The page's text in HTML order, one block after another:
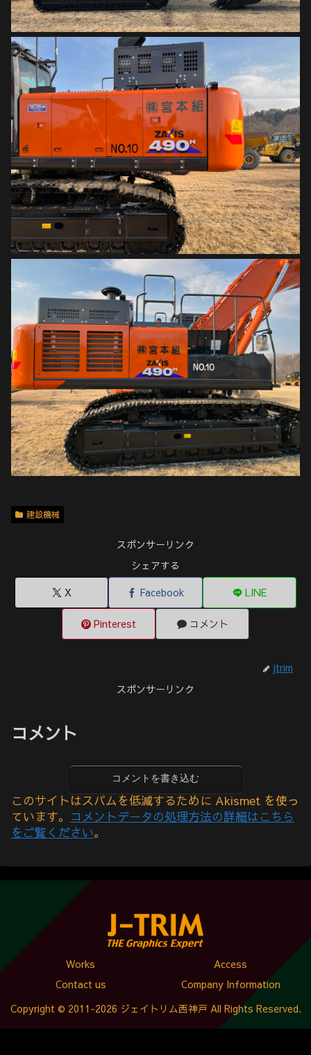
建設機械
スポンサーリンク
シェアする
X
Facebook LINE
Pinterest コメント
jtrim
スポンサーリンク
コメント
コメントを書き込む
このサイトはスパムを低減するために Akismet を使っ
ています。 コメントデータの処理方法の詳細はこちら
をご覧ください。
Works
Access
Contact us
Company Information
Copyright © 2011-2026 ジェイトリム西神戸 All Rights Reserved.